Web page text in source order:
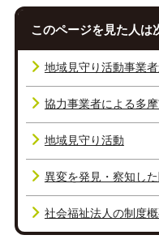
このページを見た人は
地域見守り活動事業
協力事業者による多
地域見守り活動
異変を発見・察知し
社会福祉法人の制度